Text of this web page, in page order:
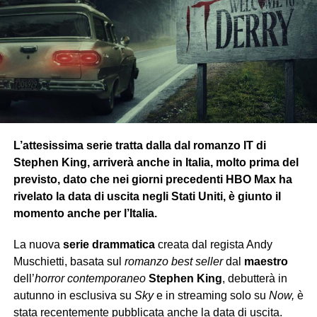
l’Hydra usatecnologie avanzateper potersi muovere
silenziosamente nella realizzazione dei propri piani, i
meccanismi che stanno dietro ai sistemi politici attuali
funzionano verosimilmente a quelli mostrati nel
lungometraggio.
Un esempio è la
censura delle informazioni televisive
veicolate a proprio piacimento senza esseretrasparenti
servizio. L’ultimo fatto recente è sul referendum
costituzionaledi marzo, di cui se n’è parlato apertamente
e in modo approfondito da persone competenti sui social,
mentre nelle reti televisive regnava ilsilenzioe solo lo
scorso mese se n’è parlato.
Le persone devono controllaresempreche siano
aggiornate correttamente, perché spesso, come notiamo
nel film, anche se il male è apparentemente sconfitto, può
agire di soppiatto sotto gli occhi di tutti e creare una bolla
POSTER
L’attesissima serie tratta dalla dal romanzo IT di
Stephen King, arriverà anche in Italia, molto prima del
previsto, dato che nei giorni precedenti HBO Max ha
rivelato la data di uscita negli Stati Uniti, è giunto il
momento anche per l’Italia.
La nuova serie drammaticacreata dal regista Andy
Muschietti, basata sul romanzo best sellerdal maestro
dell’horror contemporaneo Stephen King, debutterà in
autunno in esclusiva su Skye in streaming solo su Now, è
stata recentemente pubblicata anche la data di uscita.